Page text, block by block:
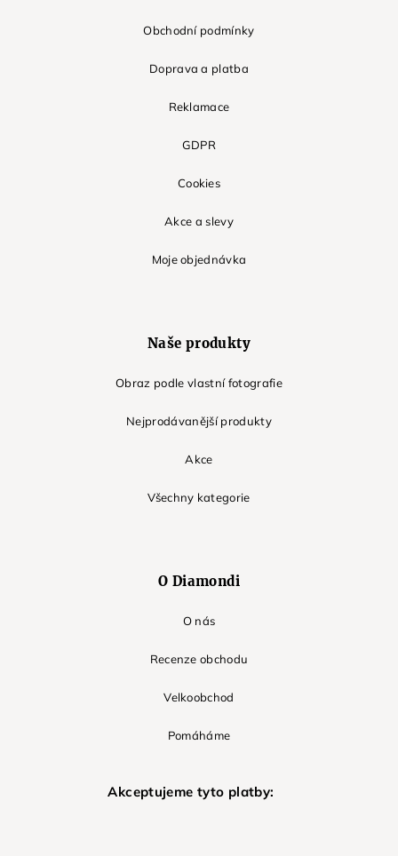
Obchodní podmínky
Doprava a platba
Reklamace
GDPR
Cookies
Akce a slevy
Moje objednávka
Naše produkty
Obraz podle vlastní fotografie
Nejprodávanější produkty
Akce
Všechny kategorie
O Diamondi
O nás
Recenze obchodu
Velkoobchod
Pomáháme
Akceptujeme tyto platby: